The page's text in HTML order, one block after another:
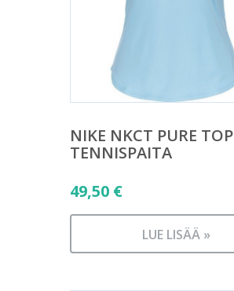
NIKE NKCT PURE TOP
TENNISPAITA
49,50 €
LUE LISÄÄ »